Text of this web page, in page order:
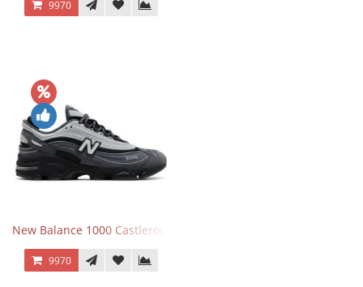
9970
New Balance 1000 Castlerock JD Exclusive
9970